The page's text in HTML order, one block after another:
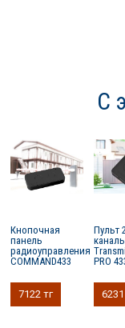
С
Кнопочная
панель
радиоуправления
COMMAND433
7122 тг
Пульт
PRO